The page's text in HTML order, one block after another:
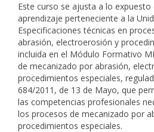
Este curso se ajusta a lo
aprendizaje perteneciente a la
Especificaciones técnicas en
abrasión, electroerosión y
incluida en el Módulo Formativo
de mecanizado por abrasión,
procedimientos especiales,
684/2011, de 13 de Mayo, que
las competencias profesionales
los procesos de mecanizado por
procedimientos especiales.